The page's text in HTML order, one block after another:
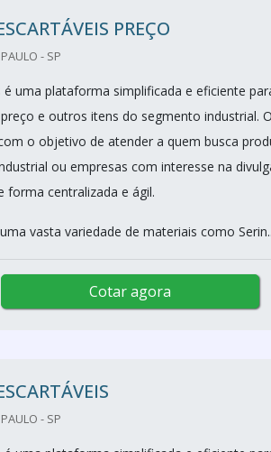
PREÇO
- SP
é uma plataforma simplificada e eficiente
e outros itens do segmento industrial.
o objetivo de atender a quem busca
ou empresas com interesse na
forma centralizada e ágil.
vasta variedade de materiais como
Cotar agora
- SP